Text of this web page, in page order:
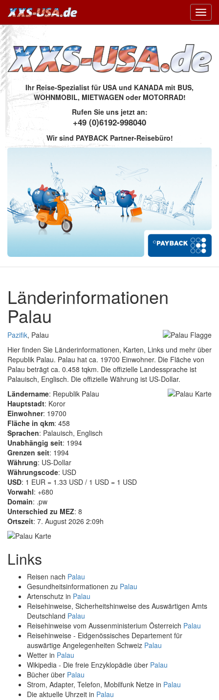
Ihr Reise-Spezialist für USA und KANADA mit BUS,
WOHNMOBIL, MIETWAGEN oder MOTORRAD!
Rufen Sie uns jetzt an:
+49 (0)6192-998040
Wir sind PAYBACK Partner-Reisebüro!
Länderinformationen
Palau
Pazifik, Palau
Hier finden Sie Länderinformationen, Karten, Links und mehr über
Republik Palau. Palau hat ca. 19700 Einwohner. Die Fläche von
Palau beträgt ca. 0.458 tqkm. Die offizielle Landessprache ist
Palauisch, Englisch. Die offizielle Währung ist US-Dollar.
Ländername: Republik Palau
Hauptstadt: Koror
Einwohner: 19700
Fläche in qkm: 458
Sprachen: Palauisch, Englisch
Unabhängig seit: 1994
Grenzen seit: 1994
Währung: US-Dollar
Währungscode: USD
USD: 1 EUR = 1.33 USD / 1 USD = 1 USD
Vorwahl: +680
Domain: .pw
Unterschied zu MEZ: 8
Ortszeit: 7. August 2026 2:09h
Links
Reisen nach Palau
Gesundheitsinformationen zu Palau
Artenschutz in Palau
Reisehinweise, Sicherheitshinweise des Auswärtigen Amts
Deutschland Palau
Reisehinweise vom Aussenministerium Österreich Palau
Reisehinweise - Eidgenössisches Departement für
auswärtige Angelegenheiten Schweiz Palau
Wetter in Palau
Wikipedia - Die freie Enzyklopädie über Palau
Bücher über Palau
Strom, Adapter, Telefon, Mobilfunk Netze in Palau
Die aktuelle Uhrzeit in Palau